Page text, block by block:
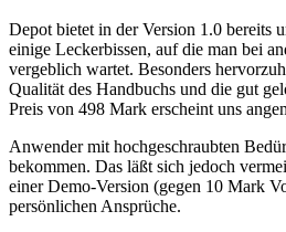
Depot bietet in der Version 1.0 bereits
einige Leckerbissen, auf die man bei
vergeblich wartet. Besonders
Qualität des Handbuchs und die gut
Preis von 498 Mark erscheint uns
Anwender mit hochgeschraubten
bekommen. Das läßt sich jedoch
einer Demo-Version (gegen 10 Mark
persönlichen Ansprüche.